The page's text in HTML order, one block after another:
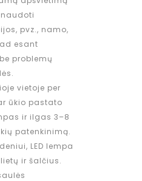
pvz., namo,
esant
problemų
vietoje per
ūkio pastato
ir ilgas 3–8
patenkinimą.
LED lempa
ir šalčius.